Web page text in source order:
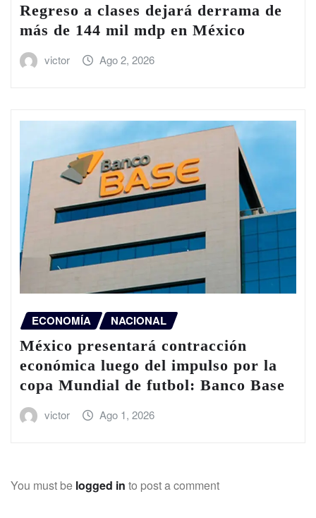
Regreso a clases dejará derrama de
más de 144 mil mdp en México
victor Ago 2, 2026
ECONOMÍA NACIONAL
México presentará contracción
económica luego del impulso por la
copa Mundial de futbol: Banco Base
victor Ago 1, 2026
You must be logged in to post a comment